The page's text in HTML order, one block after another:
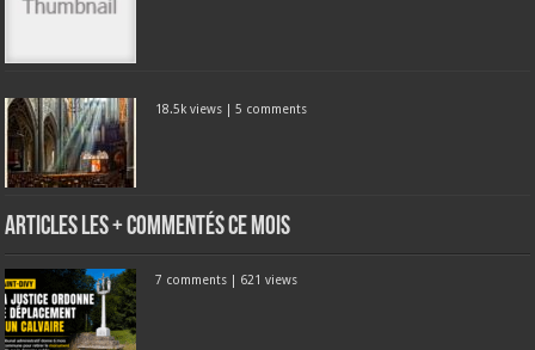
18.5k views |5 comments
Articles les + commentés ce mois
7 comments 621 views